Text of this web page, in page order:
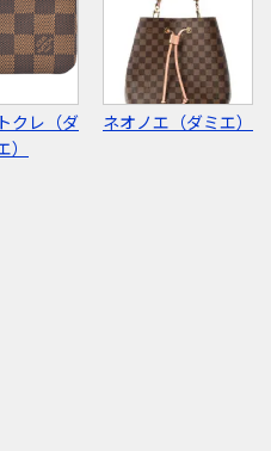
クレ（ダ
）
ネオノエ（ダミエ）